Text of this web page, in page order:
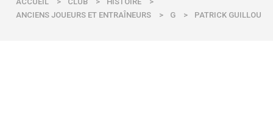
ANCIENS JOUEURS ET ENTRAÎNEURS
> G > PATRICK GUILLOU